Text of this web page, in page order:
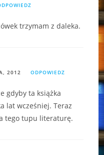
trzymam z daleka.
2012 ODPOWIEDZ
gdyby ta książka
lat wcześniej. Teraz
tego tupu literaturę.